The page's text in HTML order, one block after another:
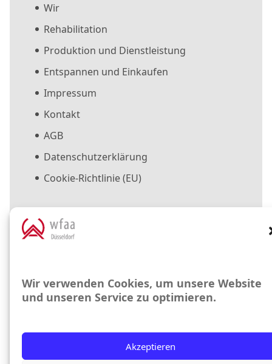
Wir verwenden Cookies, um unsere Website
und unseren Service zu optimieren.
Akzeptieren
Wir
Rehabilitation
Produktion und Dienstleistung
Entspannen und Einkaufen
Impressum
Kontakt
AGB
Datenschutzerklärung
Cookie-Richtlinie (EU)
Suche
Copyright © 2025 WfaA Düsseldorf GmbH.